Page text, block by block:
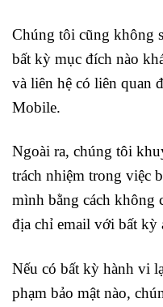
Chúng tôi cũng không
bất kỳ mục đích nào
và liên hệ có liên quan
Mobile.
Ngoài ra, chúng tôi
trách nhiệm trong việc
mình bằng cách không
địa chỉ email với bất kỳ
Nếu có bất kỳ hành vi
phạm bảo mật nào,